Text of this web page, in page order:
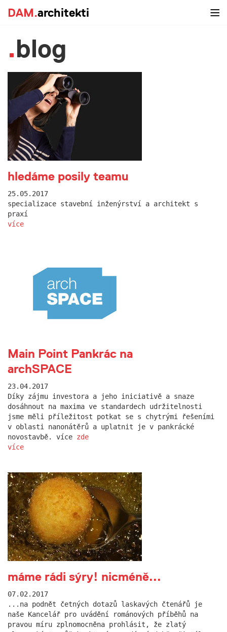
DAM.architekti
blog
hledáme posily teamu
25.05.2017
specializace stavební inženýrství a architekt s
praxí
více
Main Point Pankrác na
archSPACE
23.04.2017
Díky zájmu investora a jeho iniciativě a snaze
dosáhnout na maxima ve standardech udržitelnosti
jsme měli příležitost potkat se s chytrými řešeními
v oblasti nanonátěrů a uplatnit je v pankrácké
novostavbě. více zde
více
máme rádi sýry! nicméně...
07.02.2017
...na podnět četných dotazů laskavých čtenářů je
naše Kancelář pro uvádění románových příběhů na
pravou míru zplnomocněna prohlásit, že zlatý